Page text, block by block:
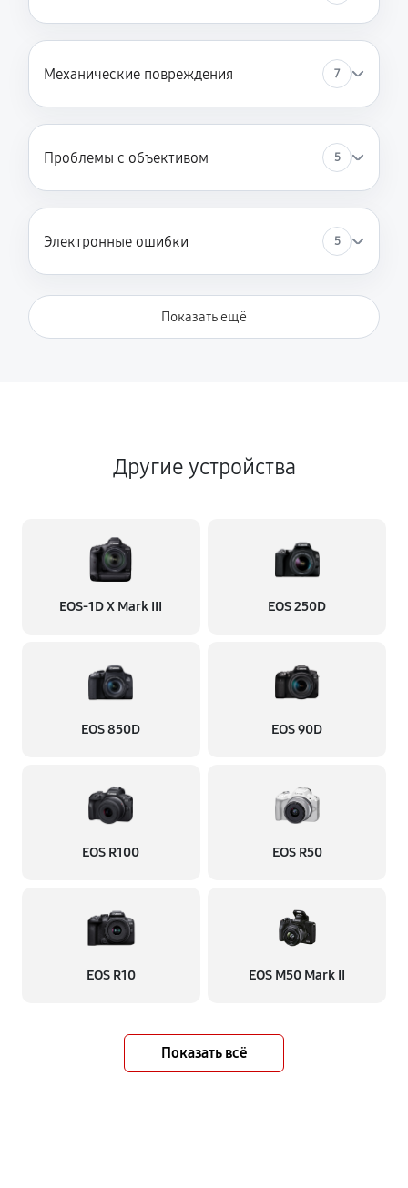
Механические повреждения 7
Проблемы с объективом 5
Электронные ошибки 5
Показать ещё
Другие устройства
EOS‑1D X Mark III EOS 250D
EOS 850D EOS 90D
EOS R100 EOS R50
EOS R10 EOS M50 Mark II
Показать всё